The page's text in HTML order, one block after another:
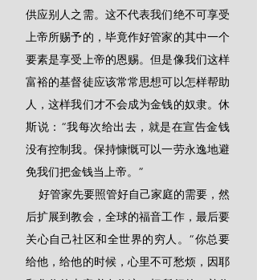
供应别人之需。这不代表我们绝不可享受
上帝所赐予的，毕竟作好管家的其中一个
要素是享受上帝的恩赐。但是像我们这样
富裕的基督徒应该常常思想可以怎样帮助
人，这样我们才不会成为金钱的奴隶。休
斯说：“我每次给出去，就是在宣告金钱
没有控制我。保持慷慨可以一劳永逸地避
免我们把金钱当上帝。”
后扩展到教会，全球的福音工作，最后要
关心自己社区和全世界的穷人。“你总要
给他，给他的时候，心里不可愁烦，因耶